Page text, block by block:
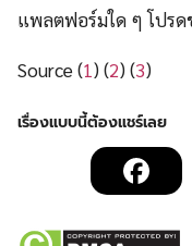
แพลตฟอร์มใด ๆ โปรด
Source (1) (2) (3)